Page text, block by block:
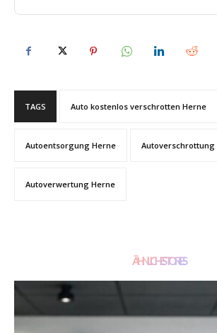
TAGS Auto kostenlos verschrotten Herne
Autoentsorgung Herne Autoverschrottung
Autoverwertung Herne
ÄHNLICHE STORIES